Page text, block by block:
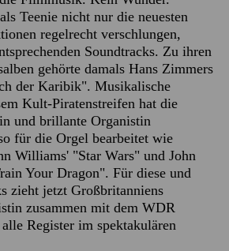
Teenie nicht nur die neuesten
regelrecht verschlungen,
Soundtracks. Zu ihren
gehörte damals Hans Zimmers
der Karibik". Musikalische
Kult-Piratenstreifen hat die
und brillante Organistin
für die Orgel bearbeitet wie
Williams' "Star Wars" und John
Your Dragon". Für diese und
zieht jetzt Großbritanniens
zusammen mit dem WDR
Register im spektakulären